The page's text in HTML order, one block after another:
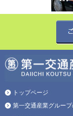
トップページ
第一交通産業グルー